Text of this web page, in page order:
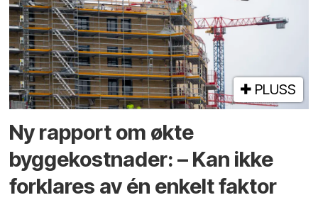
PLUSS
Ny rapport om økte
byggekostnader: – Kan ikke
forklares av én enkelt faktor